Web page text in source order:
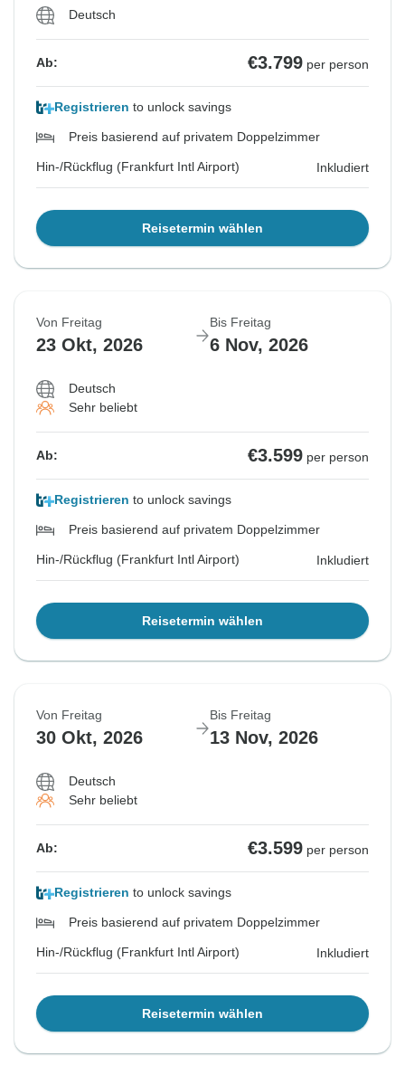
Deutsch
Ab: €3.799 per person
Registrieren to unlock savings
Preis basierend auf privatem Doppelzimmer
Hin-/Rückflug (Frankfurt Intl Airport) Inkludiert
Reisetermin wählen
Von Freitag
23 Okt, 2026
Bis Freitag
6 Nov, 2026
Deutsch
Sehr beliebt
Ab: €3.599 per person
Registrieren to unlock savings
Preis basierend auf privatem Doppelzimmer
Hin-/Rückflug (Frankfurt Intl Airport) Inkludiert
Reisetermin wählen
Von Freitag
30 Okt, 2026
Bis Freitag
13 Nov, 2026
Deutsch
Sehr beliebt
Ab: €3.599 per person
Registrieren to unlock savings
Preis basierend auf privatem Doppelzimmer
Hin-/Rückflug (Frankfurt Intl Airport) Inkludiert
Reisetermin wählen